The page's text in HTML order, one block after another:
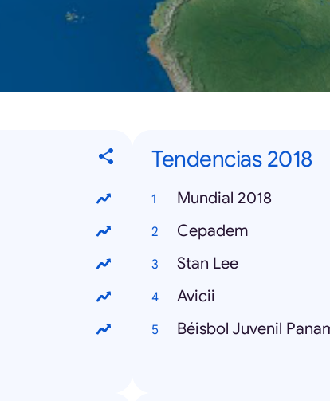
Tendencias 2018
Mundial 2018
Cepadem
Stan Lee
Avicii
Béisbol Juvenil